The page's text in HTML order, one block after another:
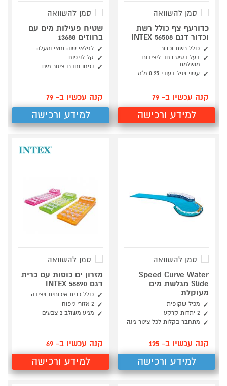
סמן להשוואה
כדורעף צף כולל רשת
וכדור דגם INTEX 56508
כולל רשת וכדור
בעל בסיס רחב ליציבות
מושלמת
עשוי ויניל בעובי 0.25 מ"מ
קנה עכשיו ב- 79
למידע ורכישה
סמן להשוואה
שטיח פעילות מים עם
ברווזים 13688
לגילאי שנה וחצי ומעלה
קל לניפוח
נפחו וחברו צינור מים
קנה עכשיו ב- 79
למידע ורכישה
סמן להשוואה
Speed Curve Water
Slide מגלשת מים
מעוקלת
מכיל שקופית
2 יתדות קרקע
מתחבר בקלות לכל צינור גינה
קנה עכשיו ב- 125
למידע ורכישה
סמן להשוואה
מזרון ים כוסות עם כרית
דגם INTEX 58890
כולל כרית איכותית ויציבה
2 אזורי ניפוח
מגיע משולב 2 צבעים
קנה עכשיו ב- 69
למידע ורכישה